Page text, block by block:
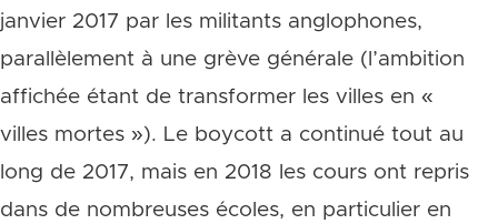
janvier 2017 par les militants anglophones,
parallèlement à une grève générale (l’ambition
affichée étant de transformer les villes en «
villes mortes »). Le boycott a continué tout au
long de 2017, mais en 2018 les cours ont repris
dans de nombreuses écoles, en particulier en